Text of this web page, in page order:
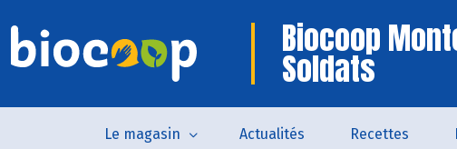
Biocoop
Soldats
Le magasin Actualités Recettes